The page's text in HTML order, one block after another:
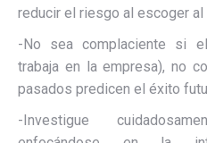
reducir el riesgo al escoger al
-No sea complaciente si
trabaja en la empresa), no
pasados predicen el éxito
-Investigue